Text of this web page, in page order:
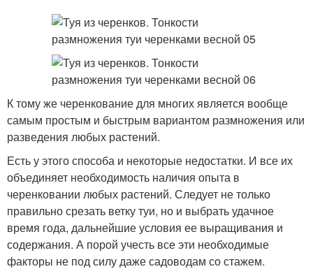
К тому же черенкование для многих является вообще
самым простым и быстрым вариантом размножения или
разведения любых растений.
Есть у этого способа и некоторые недостатки. И все их
объединяет необходимость наличия опыта в
черенковании любых растений. Следует не только
правильно срезать ветку туи, но и выбрать удачное
время года, дальнейшие условия ее выращивания и
содержания. А порой учесть все эти необходимые
факторы не под силу даже садоводам со стажем.